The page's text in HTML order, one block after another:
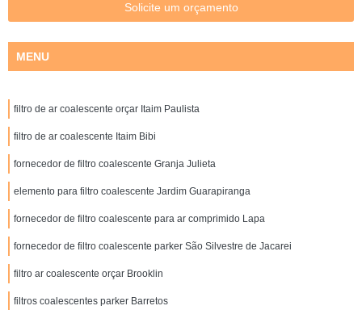
Solicite um orçamento
MENU
filtro de ar coalescente orçar Itaim Paulista
filtro de ar coalescente Itaim Bibi
fornecedor de filtro coalescente Granja Julieta
elemento para filtro coalescente Jardim Guarapiranga
fornecedor de filtro coalescente para ar comprimido Lapa
fornecedor de filtro coalescente parker São Silvestre de Jacarei
filtro ar coalescente orçar Brooklin
filtros coalescentes parker Barretos